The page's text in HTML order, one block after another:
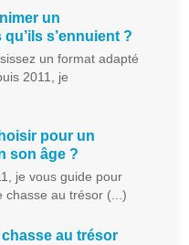
un
s’ennuient ?
un format adapté
2011, je
pour un
son âge ?
je vous guide pour
chasse au trésor (...)
au trésor